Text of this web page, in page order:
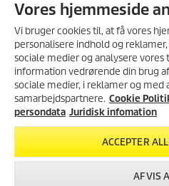
HOVEDKONTOR
JURIDISK INFORMATION
Håndtering af persondata
Salgs- og leveringsbetingelser
Ansvarsfraskrivelse
Cookie Policy
FØLG OS PÅ SOCIALE MEDIER
Vores hjemmeside
Vi bruger cookies til, at få vores
personalisere indhold og
sociale medier og analysere vores
information vedrørende din brug
sociale medier, i reklamer og med
samarbejdspartnere. Cookie
persondata Juridisk infomation
ACCEPTER
AFVIS